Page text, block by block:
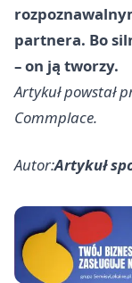
partnera. Bo
– on ją tworzy.
Artykuł powstał
Commplace.
Autor:Artykuł